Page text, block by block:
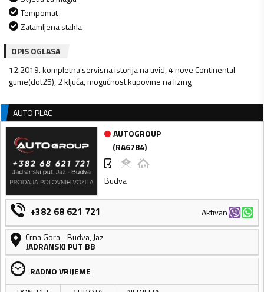
Tempomat
Zatamljena stakla
OPIS OGLASA
12.2019. kompletna servisna istorija na uvid, 4 nove Continental
gume(dot25), 2 ključa, mogućnost kupovine na lizing
AUTO PLAC
AUTOGROUP
(RA6784)
Budva
+382 68 621 721
Aktivan
Crna Gora-Budva,Jaz
JADRANSKI PUT BB
RADNO VRIJEME